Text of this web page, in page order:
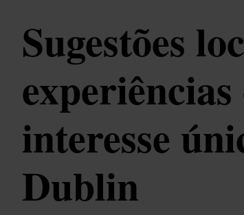
Sugestões
interesse
Dublin